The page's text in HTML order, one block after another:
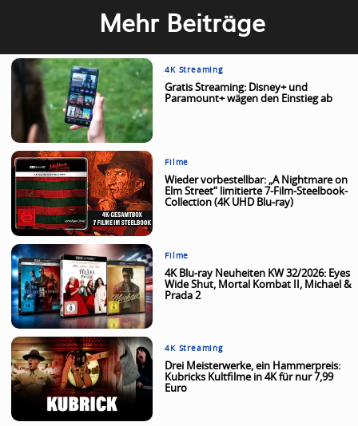
Mehr Beiträge
4K Streaming
Gratis Streaming: Disney+ und
Paramount+ wägen den Einstieg ab
Filme
Wieder vorbestellbar: „A Nightmare on
Elm Street“ limitierte 7-Film-Steelbook-
Collection (4K UHD Blu-ray)
Filme
4K Blu-ray Neuheiten KW 32/2026: Eyes
Wide Shut, Mortal Kombat II, Michael &
Prada 2
4K Streaming
Drei Meisterwerke, ein Hammerpreis:
Kubricks Kultfilme in 4K für nur 7,99
Euro